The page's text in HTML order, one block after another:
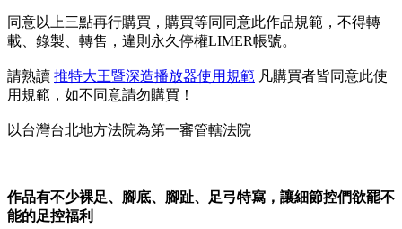
同意以上三點再行購買，購買等同同意此作品規範，不得轉
載、錄製、轉售，違則永久停權LIMER帳號。
請熟讀 推特大王暨深造播放器使用規範 凡購買者皆同意此使
用規範，如不同意請勿購買！
以台灣台北地方法院為第一審管轄法院
作品有不少裸足、腳底、腳趾、足弓特寫，讓細節控們欲罷不
能的足控福利